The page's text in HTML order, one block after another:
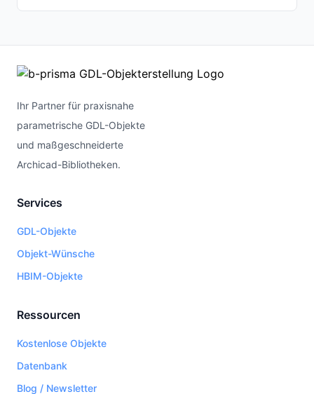
Ihr Partner für praxisnahe
parametrische GDL-Objekte
und maßgeschneiderte
Archicad-Bibliotheken.
Services
GDL-Objekte
Objekt-Wünsche
HBIM-Objekte
Ressourcen
Kostenlose Objekte
Datenbank
Blog / Newsletter